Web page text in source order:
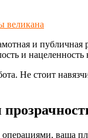
великана
и
и
Не стоит
ваша